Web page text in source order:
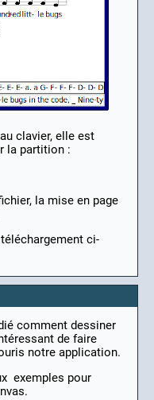
clavier, elle est
la partition :
la mise en page
ci-
comment dessiner
de faire
notre application.
exemples pour